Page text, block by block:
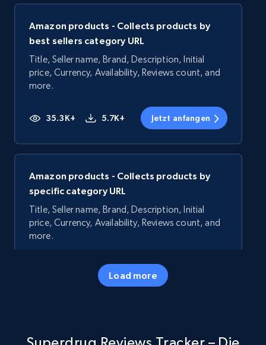
Amazon products - Collects products by
best sellers category URL
Title, Seller name, Brand, Description, Initial
price, Currency, Availability, Reviews count, and
more.
35.3K+ 5.7K+ Jetzt anfangen
Amazon products - Collects products by
specific category URL
Title, Seller name, Brand, Description, Initial
price, Currency, Availability, Reviews count, and
more.
5.7K+ Jetzt anfangen
specific keywords
Load more